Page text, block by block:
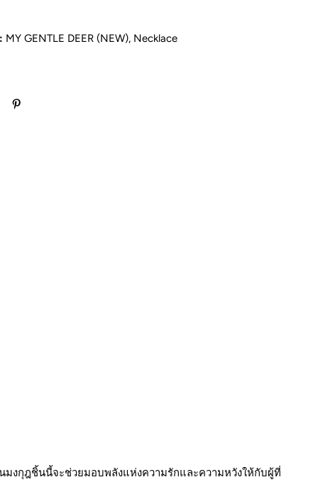
MY GENTLE DEER (NEW), Necklace
งกุฎชิ้นนี้จะช่วยมอบพลังแห่งความรักและความหวังให้กับผู้ที่